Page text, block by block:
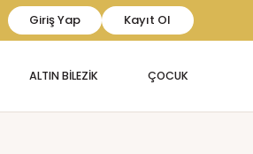
Giriş Yap Kayıt Ol
ALTIN BİLEZİK ÇOCUK